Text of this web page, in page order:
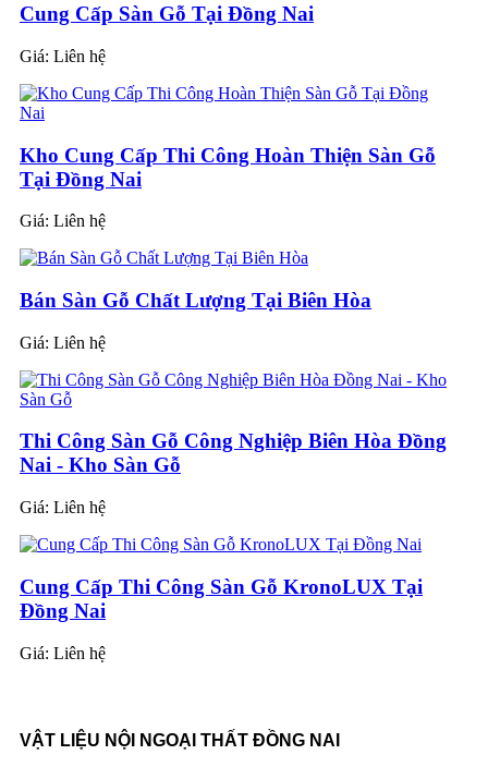
Cung Cấp Sàn Gỗ Tại Đồng Nai
Giá: Liên hệ
Kho Cung Cấp Thi Công Hoàn Thiện Sàn Gỗ
Tại Đồng Nai
Giá: Liên hệ
Bán Sàn Gỗ Chất Lượng Tại Biên Hòa
Giá: Liên hệ
Thi Công Sàn Gỗ Công Nghiệp Biên Hòa Đồng
Nai - Kho Sàn Gỗ
Giá: Liên hệ
Cung Cấp Thi Công Sàn Gỗ KronoLUX Tại
Đồng Nai
Giá: Liên hệ
VẬT LIỆU NỘI NGOẠI THẤT ĐỒNG NAI